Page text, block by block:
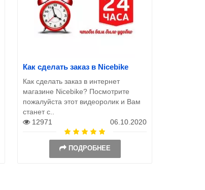
Как сделать заказ в Nicebike
Как сделать заказ в интернет
магазине Nicebike? Посмотрите
пожалуйста этот видеоролик и Вам
станет с..
12971
06.10.2020
ПОДРОБНЕЕ